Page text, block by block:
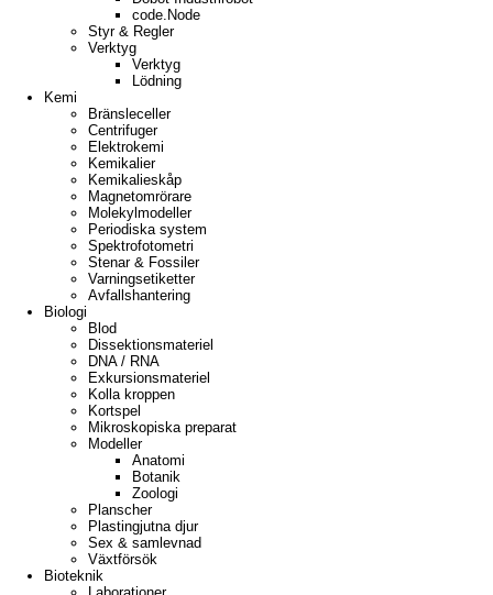
code.Node
Styr & Regler
Verktyg
Verktyg
Lödning
Kemi
Bränsleceller
Centrifuger
Elektrokemi
Kemikalier
Kemikalieskåp
Magnetomrörare
Molekylmodeller
Periodiska system
Spektrofotometri
Stenar & Fossiler
Varningsetiketter
Avfallshantering
Biologi
Blod
Dissektionsmateriel
DNA / RNA
Exkursionsmateriel
Kolla kroppen
Kortspel
Mikroskopiska preparat
Modeller
Anatomi
Botanik
Zoologi
Planscher
Plastingjutna djur
Sex & samlevnad
Växtförsök
Bioteknik